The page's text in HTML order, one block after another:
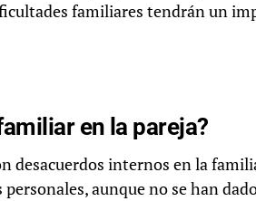
familiares tendrán un
en la pareja?
desacuerdos internos en la
aunque no se han